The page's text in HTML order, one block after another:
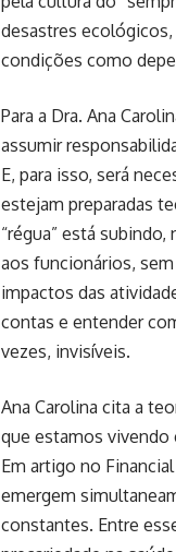
desastres ecológicos,
condições como
Para a Dra. Ana
assumir
E, para isso, será
estejam preparadas
“régua” está
aos funcionários,
impactos das
contas e entender
vezes, invisíveis.
Ana Carolina cita a
que estamos vivendo
Em artigo no
emergem
constantes. Entre